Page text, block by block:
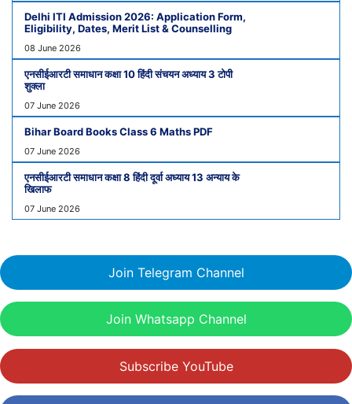
Delhi ITI Admission 2026: Application Form,
Eligibility, Dates, Merit List & Counselling
08 June 2026
एनसीईआरटी समाधान कक्षा 10 हिंदी संचयन अध्याय 3 टोपी
शुक्ला
07 June 2026
Bihar Board Books Class 6 Maths PDF
07 June 2026
एनसीईआरटी समाधान कक्षा 8 हिंदी दूर्वा अध्याय 13 अन्याय के
खिलाफ
07 June 2026
Join Telegram Channel
Join Whatsapp Channel
Subscribe YouTube